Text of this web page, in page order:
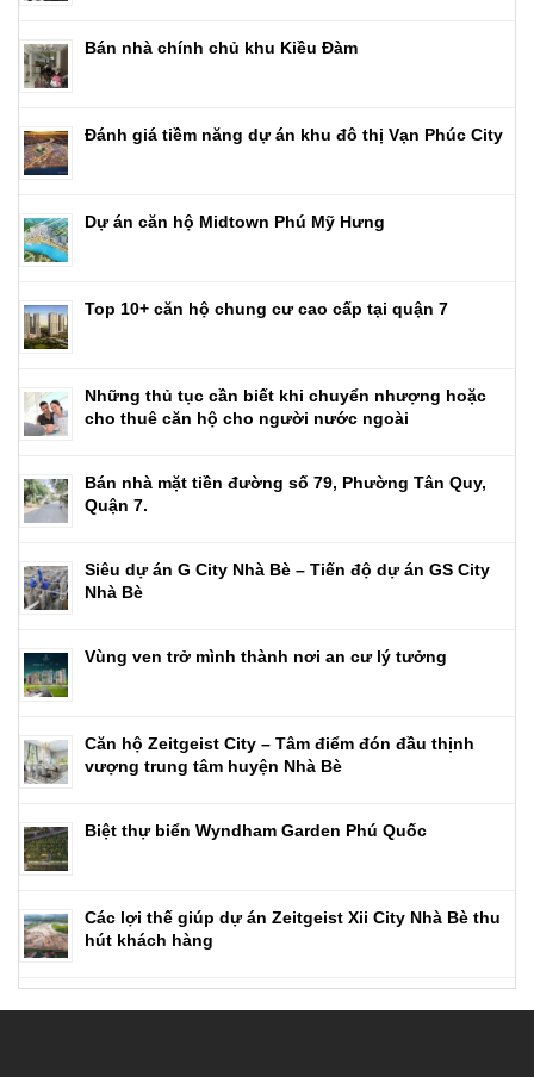
Bán nhà chính chủ khu Kiều Đàm
Đánh giá tiềm năng dự án khu đô thị Vạn Phúc City
Dự án căn hộ Midtown Phú Mỹ Hưng
Top 10+ căn hộ chung cư cao cấp tại quận 7
Những thủ tục cần biết khi chuyển nhượng hoặc
cho thuê căn hộ cho người nước ngoài
Bán nhà mặt tiền đường số 79, Phường Tân Quy,
Quận 7.
Siêu dự án G City Nhà Bè – Tiến độ dự án GS City
Nhà Bè
Vùng ven trở mình thành nơi an cư lý tưởng
Căn hộ Zeitgeist City – Tâm điểm đón đầu thịnh
vượng trung tâm huyện Nhà Bè
Biệt thự biển Wyndham Garden Phú Quốc
Các lợi thế giúp dự án Zeitgeist Xii City Nhà Bè thu
hút khách hàng